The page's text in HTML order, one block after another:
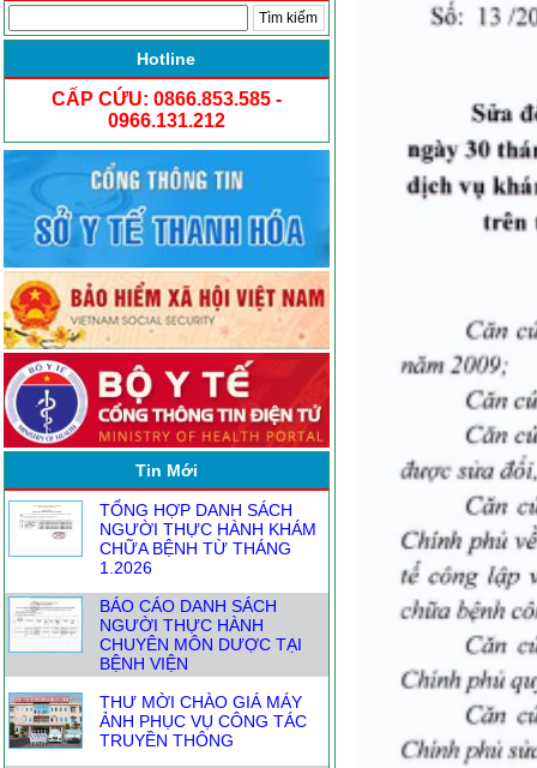
Hotline
CẤP CỨU: 0866.853.585 -
0966.131.212
Tin Mới
NGƯỜI ĐĂNG KÝ THỰC
TỪ1.8
ĐỒNG HÀNH CÙNG CÁC
TRẠM Y TẾ XÃ NÂNG CAO
CHẤT LƯỢNG CHĂM SÓC
SỨC KHỎE . . .
CHI ĐOÀN BỆNH VIỆN ĐA
KHOA YÊN ĐỊNH THAM GIA
CHƯƠNG TRÌNH “THẮP
NẾN . . .
TỔNG HỢP DANH SÁCH
NGƯỜI THỰC HÀNH KHÁM
CHỮA BỆNH TỪ THÁNG
1.2026
BÁO CÁO DANH SÁCH
NGƯỜI THỰC HÀNH
CHUYÊN MÔN DƯỢC TẠI
BỆNH VIỆN
THƯ MỜI CHÀO GIÁ MÁY
ẢNH PHỤC VỤ CÔNG TÁC
TRUYỀN THÔNG